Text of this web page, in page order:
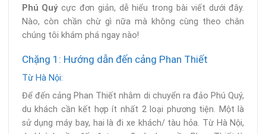
Phú Quýcực đơn giản, dễ hiểu trong bài viết dưới đây.
Nào, còn chần chừ gì nữa mà không cùng theo chân
chúng tôi khám phá ngay nào!
Chặng 1: Hướng dẫn đến cảng Phan Thiết
Từ Hà Nội:
Để đến cảng Phan Thiết nhằm di chuyển ra đảo Phú Quý,
du khách cần kết hợp ít nhất 2 loại phương tiện. Một là
sử dụng máy bay, hai là đi xe khách/ tàu hỏa. Từ Hà Nội,